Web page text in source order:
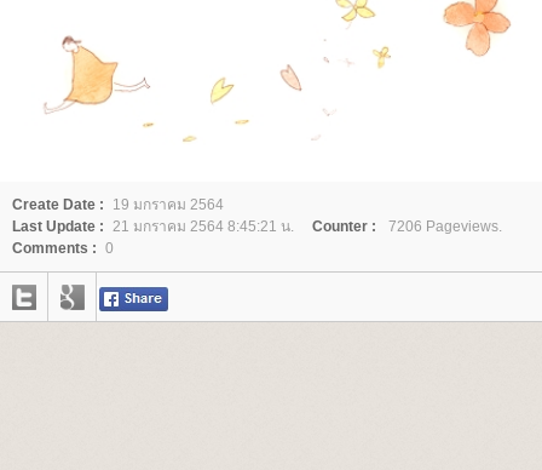
Create Date :
19 มกราคม 2564
Last Update : 21 มกราคม 2564 8:45:21 น. Counter :
7206 Pageviews.
Comments : 0